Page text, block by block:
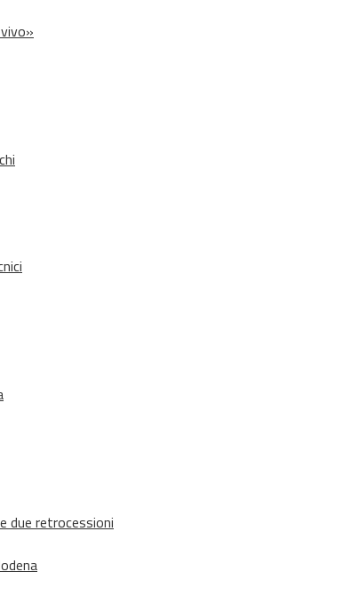
due retrocessioni